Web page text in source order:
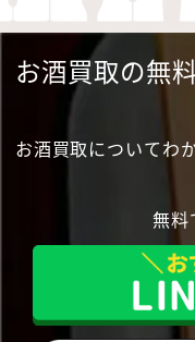
お酒買取の無
お酒買取についてわ
無料